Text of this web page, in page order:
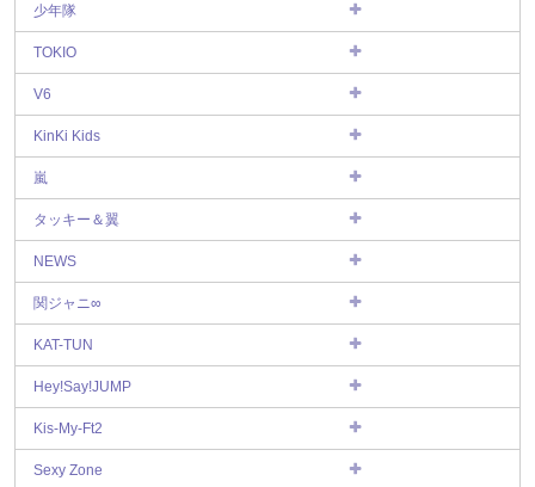
少年隊
TOKIO
V6
KinKi Kids
嵐
タッキー＆翼
NEWS
関ジャニ∞
KAT-TUN
Hey!Say!JUMP
Kis-My-Ft2
Sexy Zone